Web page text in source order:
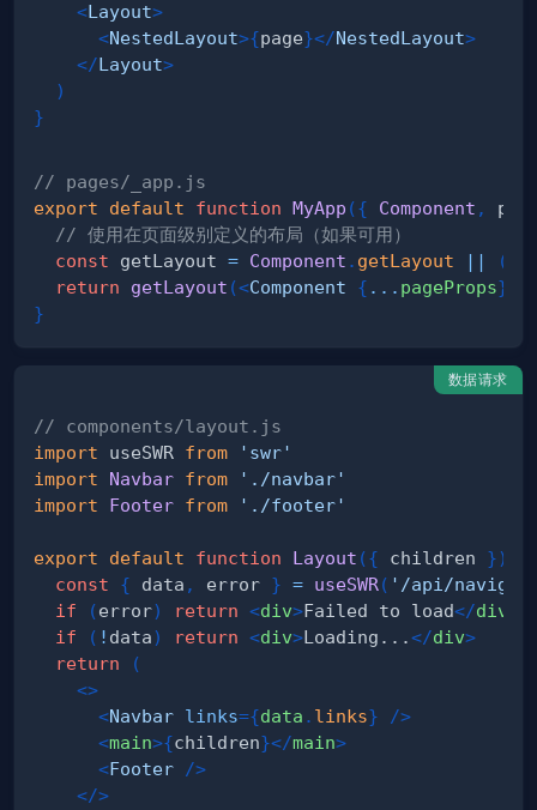
<Layout>
<NestedLayout>{page}</NestedLayout>
</Layout>
)
}
// pages/_app.js
export
default function MyApp ({ Component ,
// 使用在页面级别定义的布局（如果可用）
const getLayout = Component . getLayout || (
return
getLayout (<Component { ... pageProps}
}
数据请求
// components/layout.js
import
useSWR from
'swr'
import
Navbar from
'./navbar'
import
Footer from './footer'
export default function Layout ({ children })
const
{ data , error } = useSWR( '/api/
if
(error) return <div>Failed to load</div
if
( ! data) return <div>Loading...</div>
return
(
<>
<Navbar links={data . links}
/>
<main>{children}</main>
<Footer
/>
</>